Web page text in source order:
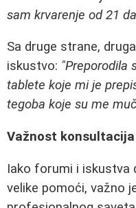
sam krvarenje od 21
Sa druge strane,
iskustvo: "Preporodila
tablete koje mi je
tegoba koje su me
Važnost
Iako forumi i iskustva
velike pomoći, važno